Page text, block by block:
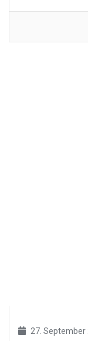
27. September